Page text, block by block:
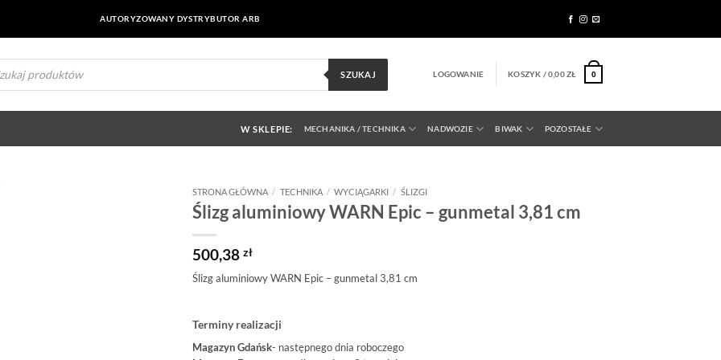
AUTORYZOWANY DYSTRYBUTOR ARB
SZUKAJ LOGOWANIE KOSZYK /0,00ZŁ 0
W SKLEPIE: MECHANIKA / TECHNIKA NADWOZIE BIWAK POZOSTAŁE
STRONA GŁÓWNA / TECHNIKA / WYCIĄGARKI / ŚLIZGI
Ślizg aluminiowy WARN Epic – gunmetal 3,81 cm
500,38 zł
Ślizg aluminiowy WARN Epic – gunmetal 3,81 cm
Terminy realizacji
Magazyn Gdańsk- następnego dnia roboczego